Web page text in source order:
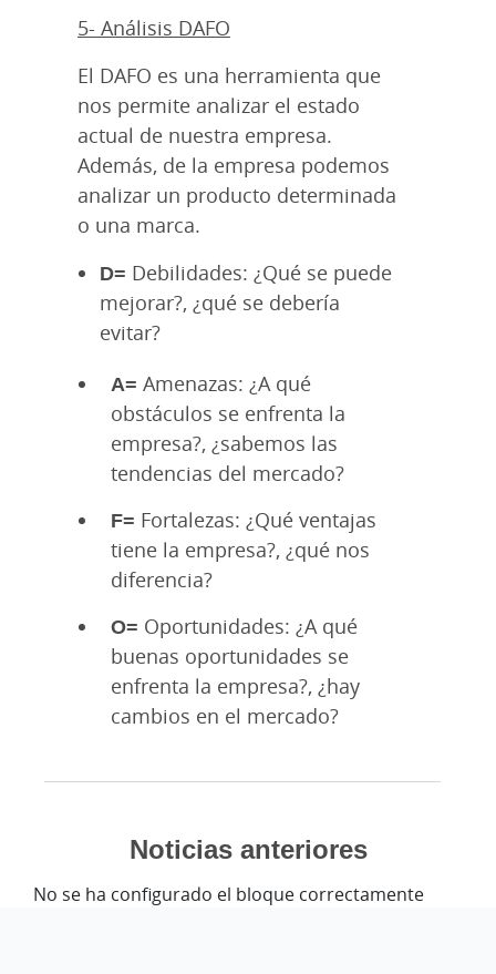
5- Análisis DAFO
El DAFO es una herramienta que
nos permite analizar el estado
actual de nuestra empresa.
Además, de la empresa podemos
analizar un producto determinada
o una marca.
D= Debilidades: ¿Qué se puede
mejorar?, ¿qué se debería
evitar?
A= Amenazas: ¿A qué
obstáculos se enfrenta la
empresa?, ¿sabemos las
tendencias del mercado?
F= Fortalezas: ¿Qué ventajas
tiene la empresa?, ¿qué nos
diferencia?
O= Oportunidades: ¿A qué
buenas oportunidades se
enfrenta la empresa?, ¿hay
cambios en el mercado?
Noticias anteriores
No se ha configurado el bloque correctamente